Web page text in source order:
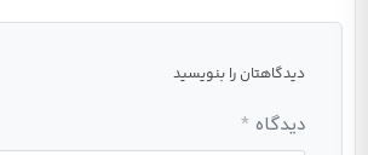
دیدگاهتان را بنویسید
دیدگاه *